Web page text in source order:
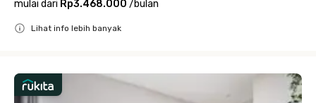
mulai dari Rp3.468.000 /bulan
Lihat info lebih banyak